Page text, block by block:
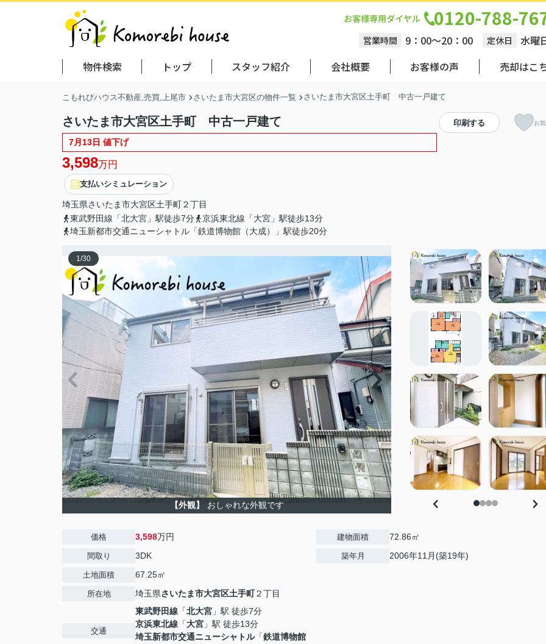
0120-788-
営業時間 9：00～20：00 定休日
水曜
物件検索
トップ スタッフ紹介 会社概要 お客様の声 売却はこ
こもれびハウス不動産,売買,上尾市 さいたま市大宮区の物件一覧 さいたま市大宮区土手町 中古一戸建て
さいたま市大宮区土手町 中古一戸建て
7月13日 値下げ
3,598万円
支払いシミュレーション
埼玉県さいたま市大宮区土手町２丁目
東武野田線「北大宮」駅徒歩7分
京浜東北線「大宮」駅徒歩13分
埼玉新都市交通ニューシャトル「鉄道博物館（大成）」駅徒歩20分
印刷する お
1/30
【外観】 おしゃれな外観です
価格 3,598万円
間取り 3DK
土地面積 67.25㎡
所在地 埼玉県さいたま市大宮区土手町２丁目
交通
東武野田線 「北大宮 」駅 徒歩7分
京浜東北線 「大宮 」駅 徒歩13分
埼玉新都市交通ニューシャトル「鉄道博物館
建物面積 72.86㎡
築年月 2006年11月(築19年)